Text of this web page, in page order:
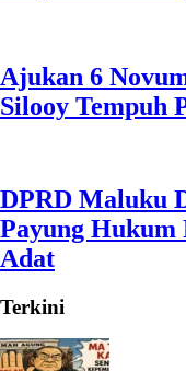
Ajukan 6
Silooy Tempuh
DPRD Maluku
Payung Hukum
Adat
Terkini